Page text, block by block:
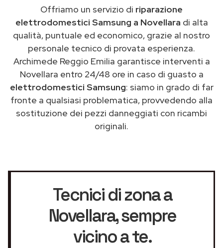
Offriamo un servizio di riparazione
elettrodomestici Samsung a Novellara di alta
qualità, puntuale ed economico, grazie al nostro
personale tecnico di provata esperienza.
Archimede Reggio Emilia garantisce interventi a
Novellara entro 24/48 ore in caso di guasto a
elettrodomestici Samsung: siamo in grado di far
fronte a qualsiasi problematica, provvedendo alla
sostituzione dei pezzi danneggiati con ricambi
originali.
Tecnici di zona a
Novellara, sempre
vicino a te.